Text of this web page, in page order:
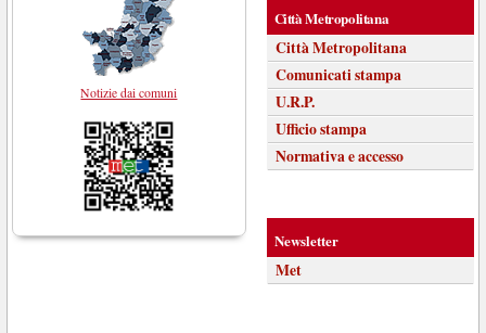
Notizie dai comuni
Città Metropolitana
Città Metropolitana
Comunicati stampa
U.R.P.
Ufficio stampa
Normativa e accesso
Newsletter
Met